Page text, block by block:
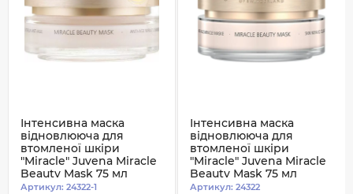
Інтенсивна маска
відновлююча для
втомленої шкіри
"Miracle" Juvena Miracle
Beauty Mask 75 мл
(тестер) (676083)
Артикул: 24322-1
Інтенсивна маска
відновлююча для
втомленої шкіри
"Miracle" Juvena Miracle
Beauty Mask 75 мл
(76083)
Артикул: 24322